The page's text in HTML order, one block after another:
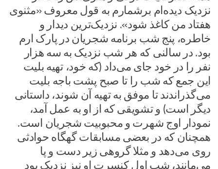
نزدیک دیده‌ام برشمارم به قول معروف «مثنوی
هفتاد من کاغذ شود». نزدیک‌ترین دیدار و
خاطره، پنج شب برنامه شجریان در پارک ارم
بود. در سالنی که هر شب نزدیک به سه هزار
نفر را در خود جای می‌داد (که خود، تهیه بلیت
این جمع که شب را تا صبح پشت باجه بلیت
می‌گذراندند تا موفق به تهیه آن شوند، داستانی
دیگر است) و تشویقی که از او به عمل آمد،
نمودار اوج شهرت و محبوبیت شجریان است.
همچنان که در بعضی مسابقات گهگاه حوادثی
روی می‌دهد و مثلا گروهی زیر دست و پا
می‌مانند، شب اول کنسرت او نیز نزدیک بود